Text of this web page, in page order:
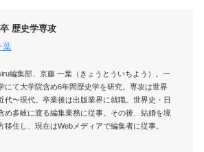
歴史学専攻
葉
編集部、京藤 一葉（きょうとういちよう）。一
にて大学院含め6年間歴史学を研究。専攻は世界
代〜現代。卒業後は出版業界に就職。世界史・日
め多岐に渡る編集業務に従事。その後、結婚を境
移住し、現在はWebメディアで編集者に従事。